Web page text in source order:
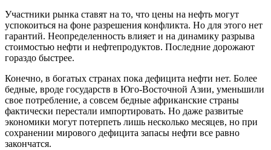
Участники рынка ставят на то, что цены на нефть могут
успокоиться на фоне разрешения конфликта. Но для этого нет
гарантий. Неопределенность влияет и на динамику разрыва
стоимостью нефти и нефтепродуктов. Последние дорожают
гораздо быстрее.
Конечно, в богатых странах пока дефицита нефти нет. Более
бедные, вроде государств в Юго-Восточной Азии, уменьшили
свое потребление, а совсем бедные африканские страны
фактически перестали импортировать. Но даже развитые
экономики могут потерпеть лишь несколько месяцев, но при
сохранении мирового дефицита запасы нефти все равно
закончатся.